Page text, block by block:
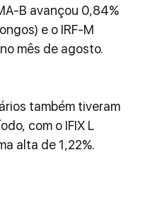
B avançou 0,84%
e o IRF-M
mês de agosto.
também tiveram
com o IFIX L
alta de 1,22%.